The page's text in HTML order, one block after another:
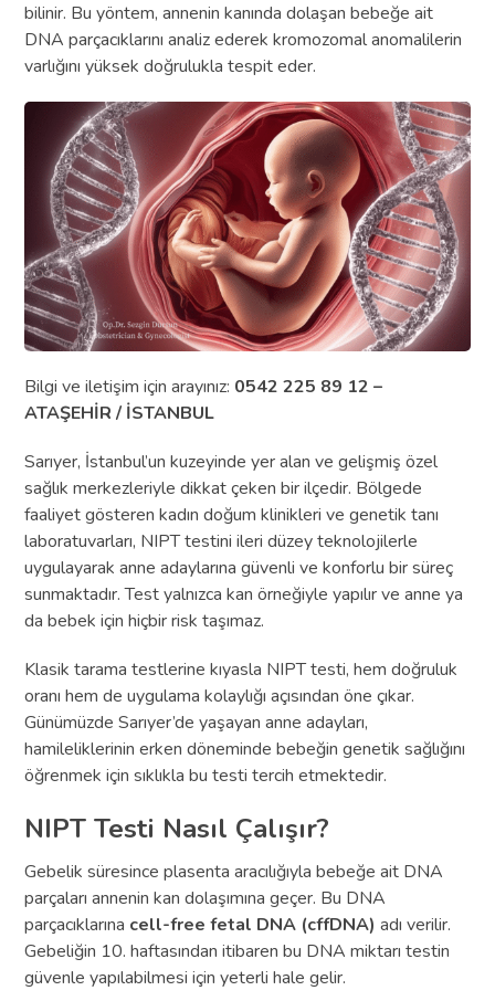
bilinir. Bu yöntem, annenin kanında dolaşan bebeğe ait
DNA parçacıklarını analiz ederek kromozomal anomalilerin
varlığını yüksek doğrulukla tespit eder.
Bilgi ve iletişim için arayınız: 0542 225 89 12 –
ATAŞEHİR / İSTANBUL
Sarıyer, İstanbul’un kuzeyinde yer alan ve gelişmiş özel
sağlık merkezleriyle dikkat çeken bir ilçedir. Bölgede
faaliyet gösteren kadın doğum klinikleri ve genetik tanı
laboratuvarları, NIPT testini ileri düzey teknolojilerle
uygulayarak anne adaylarına güvenli ve konforlu bir süreç
sunmaktadır. Test yalnızca kan örneğiyle yapılır ve anne ya
da bebek için hiçbir risk taşımaz.
Klasik tarama testlerine kıyasla NIPT testi, hem doğruluk
oranı hem de uygulama kolaylığı açısından öne çıkar.
Günümüzde Sarıyer’de yaşayan anne adayları,
hamileliklerinin erken döneminde bebeğin genetik sağlığını
öğrenmek için sıklıkla bu testi tercih etmektedir.
NIPT Testi Nasıl Çalışır?
Gebelik süresince plasenta aracılığıyla bebeğe ait DNA
parçaları annenin kan dolaşımına geçer. Bu DNA
parçacıklarına cell-free fetal DNA (cffDNA) adı verilir.
Gebeliğin 10. haftasından itibaren bu DNA miktarı testin
güvenle yapılabilmesi için yeterli hale gelir.